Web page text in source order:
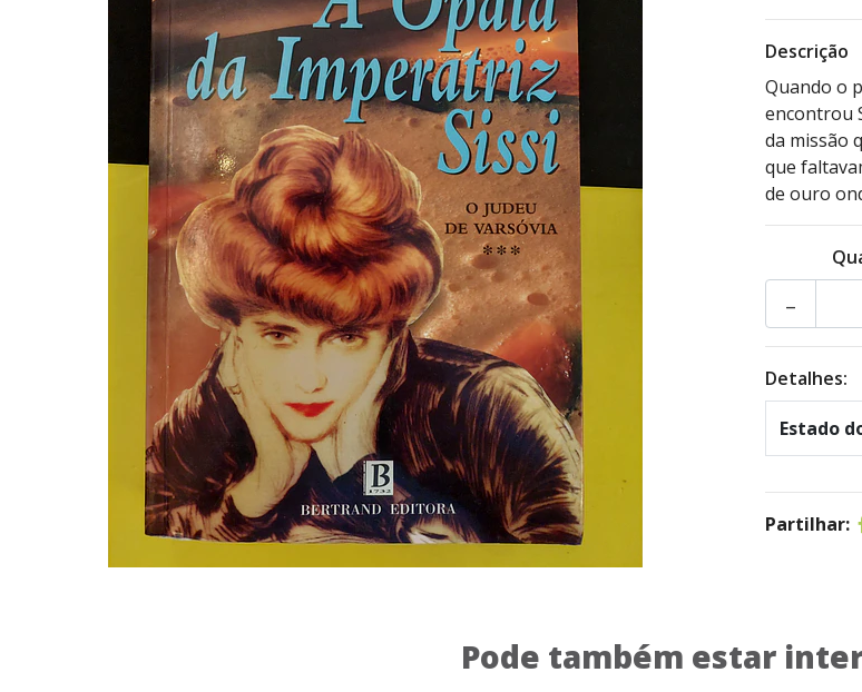
Descrição
Quando o
encontrou
da missão
que
de ouro
-
Detalhes:
Estado
Partilhar:
Pode também estar